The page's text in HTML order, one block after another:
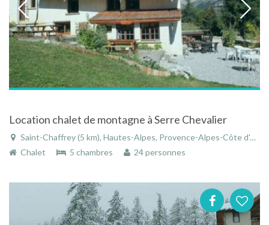
Location chalet de montagne à Serre Chevalier
Saint-Chaffrey (5 km), Hautes-Alpes, Provence-Alpes-Côte d'Azur, France
Chalet
5 chambres 24 personnes